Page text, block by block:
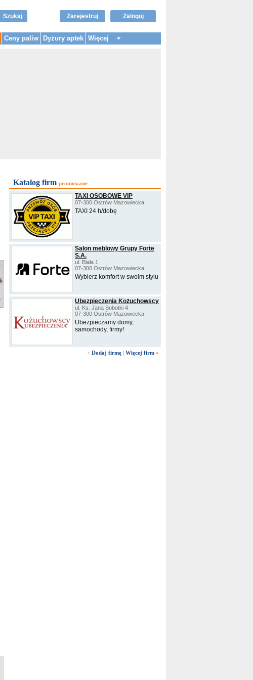
Szukaj Zaloguj
Zarejestruj
Ceny paliw Dyżury aptek Więcej
Katalog firm promowane
TAXI OSOBOWE VIP
07-300 Ostrów Mazowiecka
TAXI 24 h/dobę
Salon meblowy Grupy Forte
S.A.
ul. Biała 1
07-300 Ostrów Mazowiecka
Wybierz komfort w swoim stylu
Ubezpieczenia Kożuchowscy
ul. Ks. Jana Sobotki 4
07-300 Ostrów Mazowiecka
Ubezpieczamy domy,
samochody, firmy!
+ Dodaj firmę | Więcej firm »